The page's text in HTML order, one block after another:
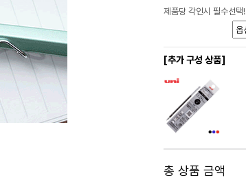
제품당 각인시 필수선택!
[추가 구성 상품]
총 상품 금액